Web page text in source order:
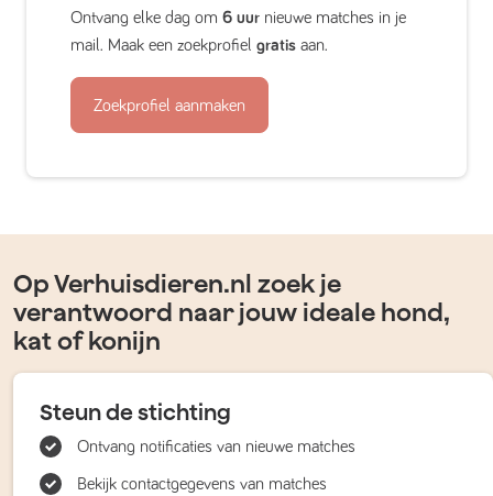
Ontvang elke dag om 6 uur nieuwe matches in je
mail. Maak een zoekprofiel gratis aan.
Zoekprofiel aanmaken
Op Verhuisdieren.nl zoek je
verantwoord naar jouw ideale hond,
kat of konijn
Steun de stichting
Ontvang notificaties van nieuwe matches
Bekijk contactgegevens van matches